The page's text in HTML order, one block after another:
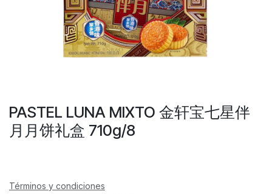
PASTEL LUNA MIXTO 金轩宝七星伴
月月饼礼盒 710g/8
Términos y condiciones